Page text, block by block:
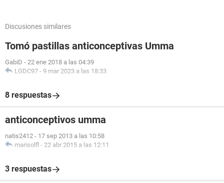
Discusiones similares
Tomó pastillas anticonceptivas Umma
GabiD - 22 ene 2018 a las 04:39
LGDC97 - 9 mar 2023 a las 18:33
8 respuestas
anticonceptivos umma
natis2412 - 17 sep 2013 a las 10:58
marisolfl - 22 abr 2015 a las 12:11
3 respuestas